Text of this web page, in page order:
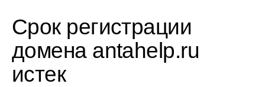
Срок регистрации
домена antahelp.ru
истек